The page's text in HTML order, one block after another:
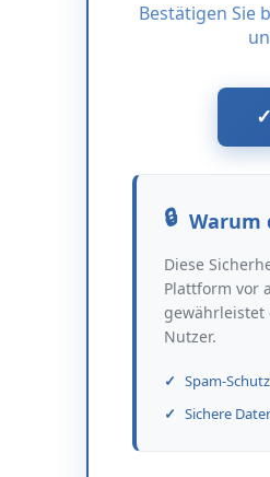
Bestätigen Sie
✓
Warum
Diese
Plattform vor
gewährleistet
Nutzer.
Spam-Schutz
Sichere